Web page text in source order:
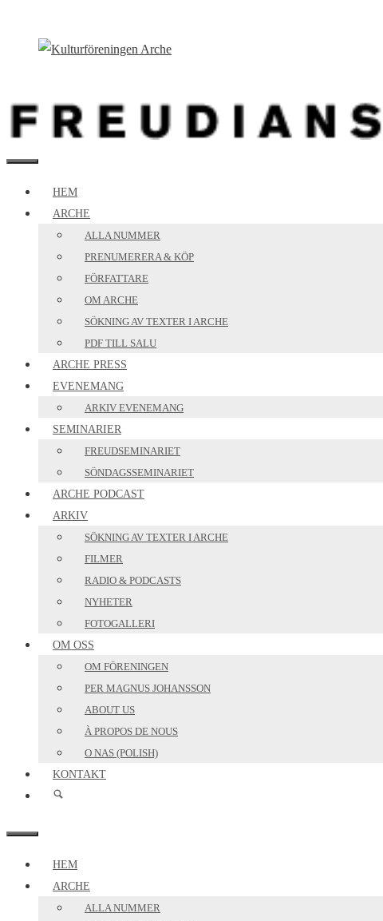
MENY
HEM
ARCHE
ALLA NUMMER
PRENUMERERA & KÖP
FÖRFATTARE
OM ARCHE
SÖKNING AV TEXTER I ARCHE
PDF TILL SALU
ARCHE PRESS
EVENEMANG
ARKIV EVENEMANG
SEMINARIER
FREUDSEMINARIET
SÖNDAGSSEMINARIET
ARCHE PODCAST
ARKIV
SÖKNING AV TEXTER I ARCHE
FILMER
RADIO & PODCASTS
NYHETER
FOTOGALLERI
OM OSS
OM FÖRENINGEN
PER MAGNUS JOHANSSON
ABOUT US
À PROPOS DE NOUS
O NAS (POLISH)
KONTAKT
MENY
HEM
ARCHE
ALLA NUMMER